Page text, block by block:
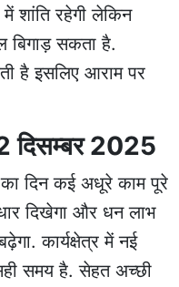
में शांति रहेगी लेकिन
बिगाड़ सकता है.
है इसलिए आराम पर
दिसम्बर 2025
दिन कई अधूरे काम पूरे
दिखेगा और धन लाभ
कार्यक्षेत्र में नई
समय है. सेहत अच्छी